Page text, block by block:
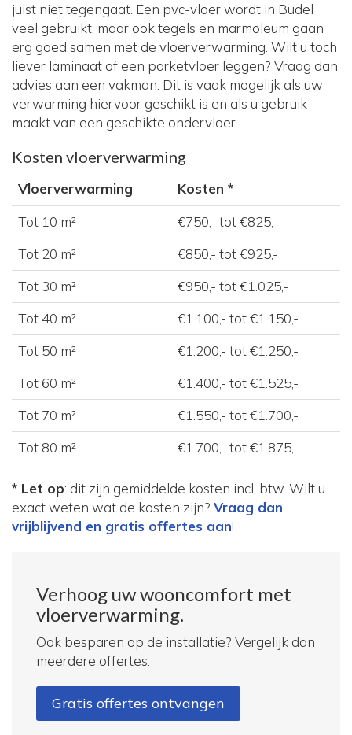
juist niet tegengaat. Een pvc-vloer wordt in Budel
veel gebruikt, maar ook tegels en marmoleum gaan
erg goed samen met de vloerverwarming. Wilt u toch
liever laminaat of een parketvloer leggen? Vraag dan
advies aan een vakman. Dit is vaak mogelijk als uw
verwarming hiervoor geschikt is en als u gebruik
maakt van een geschikte ondervloer.
Kosten vloerverwarming
Vloerverwarming
Kosten *
Tot 10 m²
€750,- tot €825,-
Tot 20 m²
€850,- tot €925,-
Tot 30 m²
€950,- tot €1.025,-
Tot 40 m²
€1.100,- tot €1.150,-
Tot 50 m²
€1.200,- tot €1.250,-
Tot 60 m²
€1.400,- tot €1.525,-
Tot 70 m²
€1.550,- tot €1.700,-
Tot 80 m²
€1.700,- tot €1.875,-
* Let op: dit zijn gemiddelde kosten incl. btw. Wilt u
exact weten wat de kosten zijn? Vraag dan
vrijblijvend en gratis offertes aan!
Verhoog uw wooncomfort met
vloerverwarming.
Ook besparen op de installatie? Vergelijk dan
meerdere offertes.
Gratis offertes ontvangen